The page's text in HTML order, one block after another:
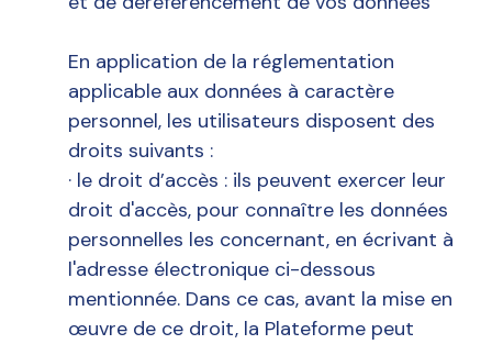
En application de la réglementation
applicable aux données à caractère
personnel, les utilisateurs disposent des
droits suivants :
· le droit d’accès : ils peuvent exercer leur
droit d'accès, pour connaître les données
personnelles les concernant, en écrivant à
l'adresse électronique ci-dessous
mentionnée. Dans ce cas, avant la mise en
œuvre de ce droit, la Plateforme peut